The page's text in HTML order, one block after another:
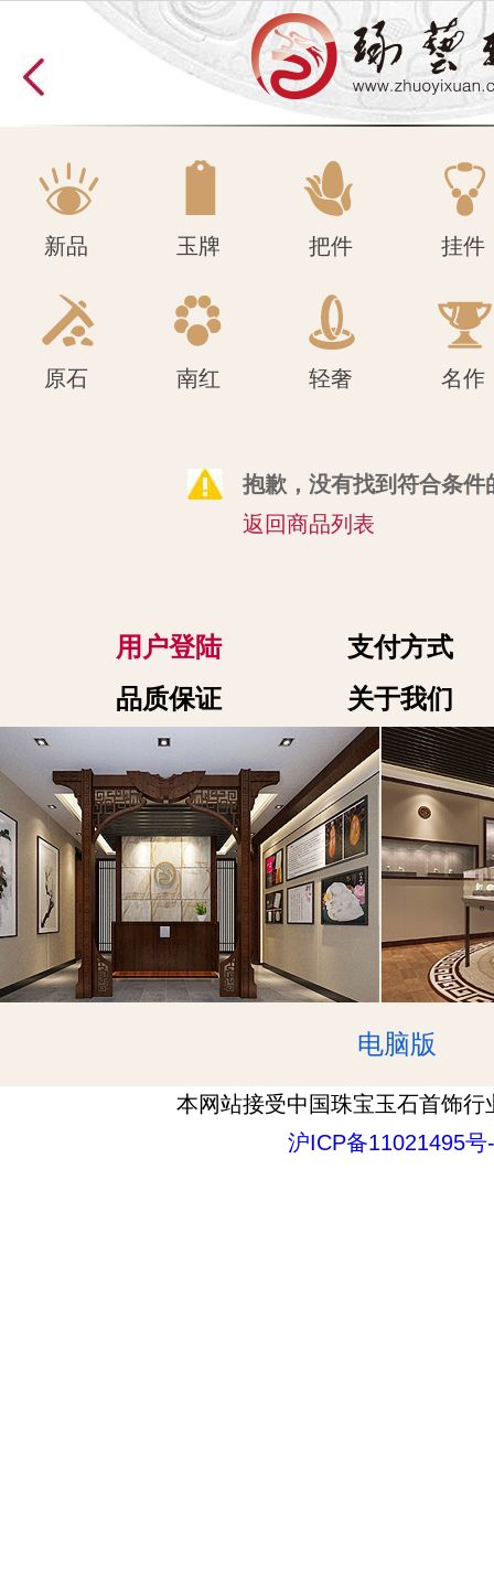
原石 南红 轻奢 名作
新品 玉牌 把件 挂件
原石 南红 轻奢 名作
抱歉，没有找到符合条件
返回商品列表
用户登陆
支付方式
品质保证
关于我们
电脑版
本网站接受中国珠宝玉石首饰行
沪ICP备11021495号